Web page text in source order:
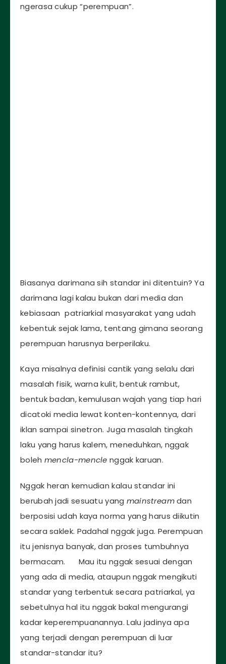
ngerasa cukup “perempuan”.
Biasanya darimana sih standar ini ditentuin? Ya
darimana lagi kalau bukan dari media dan
kebiasaan patriarkial masyarakat yang udah
kebentuk sejak lama, tentang gimana seorang
perempuan harusnya berperilaku.
Kaya misalnya definisi cantik yang selalu dari
masalah fisik, warna kulit, bentuk rambut,
bentuk badan, kemulusan wajah yang tiap hari
dicatoki media lewat konten-kontennya, dari
iklan sampai sinetron. Juga masalah tingkah
laku yang harus kalem, meneduhkan, nggak
boleh mencla-mencle nggak karuan.
Nggak heran kemudian kalau standar ini
berubah jadi sesuatu yang mainstreamdan
berposisi udah kaya norma yang harus diikutin
secara saklek. Padahal nggak juga. Perempuan
itu jenisnya banyak, dan proses tumbuhnya
bermacam. Mau itu nggak sesuai dengan
yang ada di media, ataupun nggak mengikuti
standar yang terbentuk secara patriarkal, ya
sebetulnya hal itu nggak bakal mengurangi
kadar keperempuanannya. Lalu jadinya apa
yang terjadi dengan perempuan di luar
standar-standar itu?